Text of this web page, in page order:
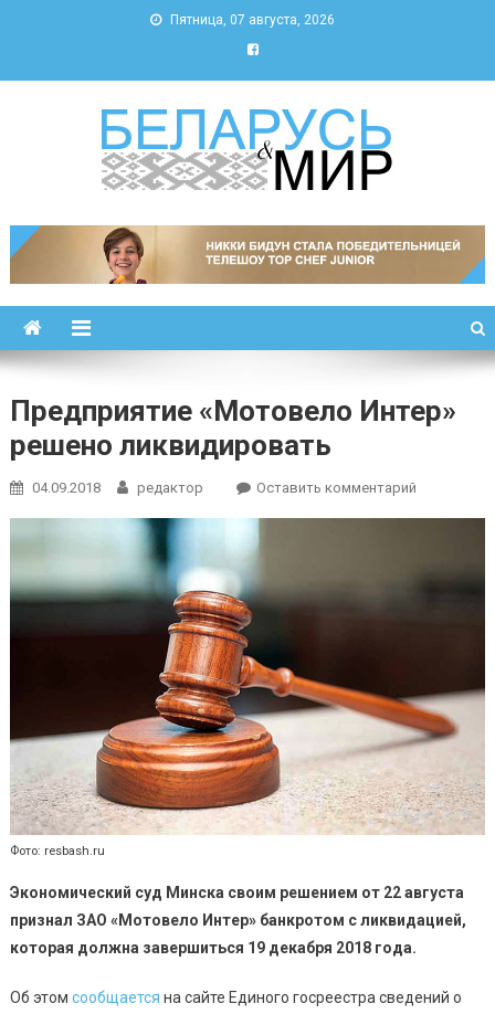
Пятница, 07 августа, 2026
Беларусь и мир
Предприятие «Мотовело Интер»
решено ликвидировать
04.09.2018 редактор Оставить комментарийк
Фото: resbash.ru
Экономический суд Минска своим решением от 22 августа
признал ЗАО «Мотовело Интер» банкротом с ликвидацией,
которая должна завершиться 19 декабря 2018 года.
Об этом сообщается на сайте Единого госреестра сведений о